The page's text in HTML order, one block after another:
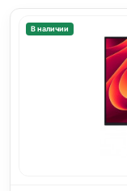
В наличии